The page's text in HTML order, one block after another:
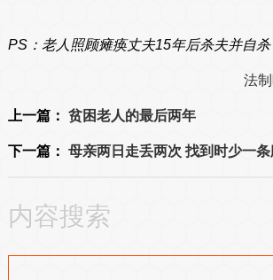
PS：老人照顾瘫痪丈夫15年后杀夫并自杀
法
上一篇： 贫困老人的最后两年
下一篇： 母亲两日走丢两次 找到时少一条
内容搜索